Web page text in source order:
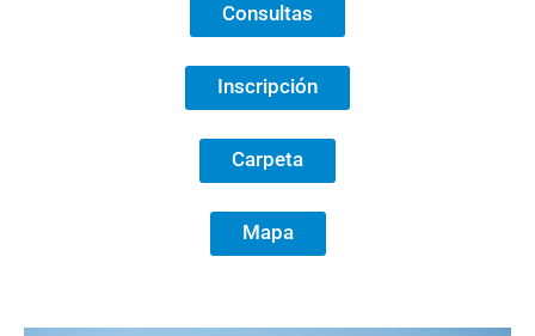
Consultas
Inscripción
Carpeta
Mapa